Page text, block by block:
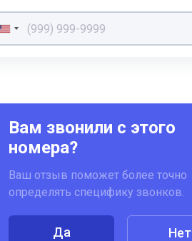
Вам звонили с этого
номера?
Ваш отзыв поможет более точно
определять специфику звонков.
Да Нет